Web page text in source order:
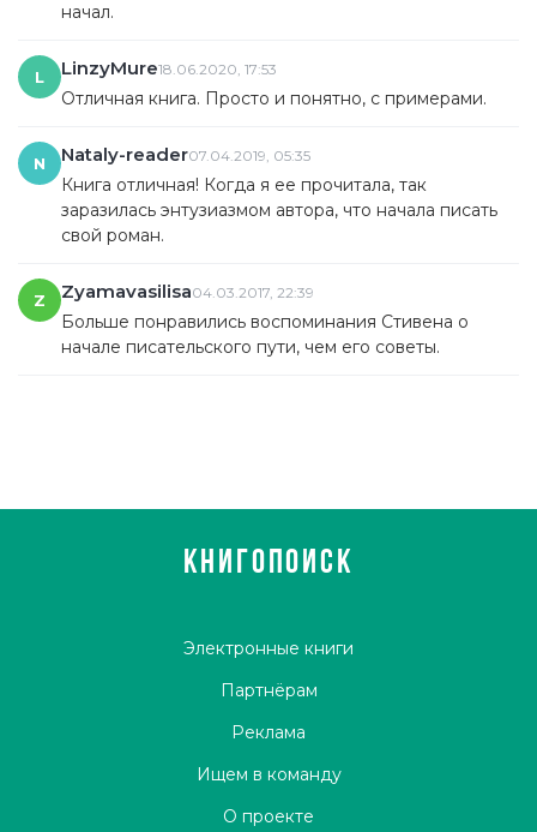
начал.
L LinzyMure18.06.2020, 17:53
Отличная книга. Просто и понятно, с примерами.
N Nataly-reader07.04.2019, 05:35
Книга отличная! Когда я ее прочитала, так
заразилась энтузиазмом автора, что начала писать
свой роман.
Z Zyamavasilisa04.03.2017, 22:39
Больше понравились воспоминания Стивена о
начале писательского пути, чем его советы.
КНИГОПОИСК
Электронные книги
Партнёрам
Реклама
Ищем в команду
О проекте